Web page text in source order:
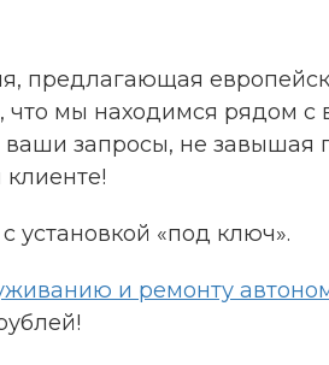
предлагающая
что мы находимся рядом с
запросы, не завышая
установкой «под ключ».
и ремонту